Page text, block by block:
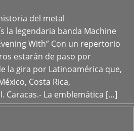
del metal
la legendaria banda Machine
With” Con un repertorio
estarán de paso por
la gira por Latinoamérica que,
Costa Rica,
Caracas.- La emblemática […]
+